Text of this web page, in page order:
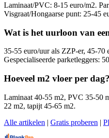
Laminaat/PVC: 8-15 euro/m2.
Visgraat/Hongaarse punt: 25-45
Wat is het uurloon van
35-55 euro/uur als ZZP-er, 45-70
Gespecialiseerde parketleggers:
Hoeveel m2 vloer per dag?
Laminaat 40-55 m2, PVC 35-50
22 m2, tapijt 45-65 m2.
Alle artikelen | Gratis proberen |